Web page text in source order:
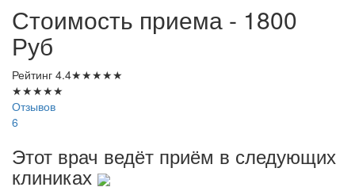
Стоимость приема - 1800
Руб
Рейтинг 4.4★★★★★
★★★★★
Отзывов
6
Этот врач ведёт приём в следующих
клиниках